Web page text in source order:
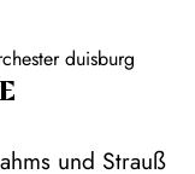
duisburg
und Strauß